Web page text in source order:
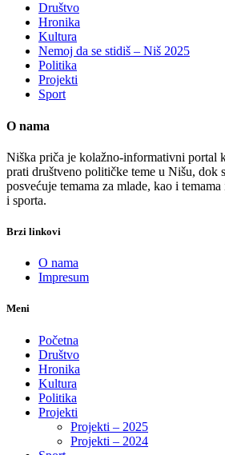
Društvo
Hronika
Kultura
Nemoj da se stidiš – Niš 2025
Politika
Projekti
Sport
O nama
Niška priča je kolažno-informativni portal
prati društveno političke teme u Nišu, dok
posvećuje temama za mlade, kao i
i sporta.
Brzi linkovi
O nama
Impresum
Meni
Početna
Društvo
Hronika
Kultura
Politika
Projekti
Projekti – 2025
Projekti – 2024